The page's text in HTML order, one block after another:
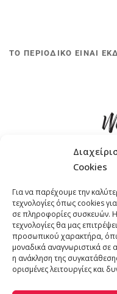
Cookies
Για να παρέχουμε την
τεχνολογίες όπως cookies
σε πληροφορίες συσκευών.
τεχνολογίες θα μας
προσωπικού χαρακτήρα,
μοναδικά αναγνωριστικά
η ανάκληση της
ορισμένες λειτουργίες και
ΤΟ ΠΕΡΙΟΔΙΚΟ ΕΙΝΑΙ
ΤΗΛΕΦΩΝΟ: +30 211
EMAIL: